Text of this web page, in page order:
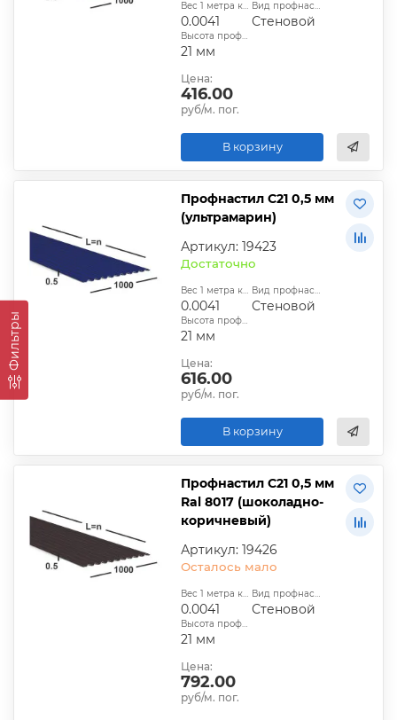
Фильтры
Вес 1 метра квадратного, т:
0.0041
Вид профнастила:
Стеновой
Высота профиля:
21 мм
Цена:
416.00
руб/м. пог.
В корзину
Профнастил С21 0,5 мм
(ультрамарин)
Артикул: 19423
Достаточно
Вес 1 метра квадратного, т:
0.0041
Вид профнастила:
Стеновой
Высота профиля:
21 мм
Цена:
616.00
руб/м. пог.
В корзину
Профнастил С21 0,5 мм
Ral 8017 (шоколадно-
коричневый)
Артикул: 19426
Осталось мало
Вес 1 метра квадратного, т:
0.0041
Вид профнастила:
Стеновой
Высота профиля:
21 мм
Цена:
792.00
руб/м. пог.